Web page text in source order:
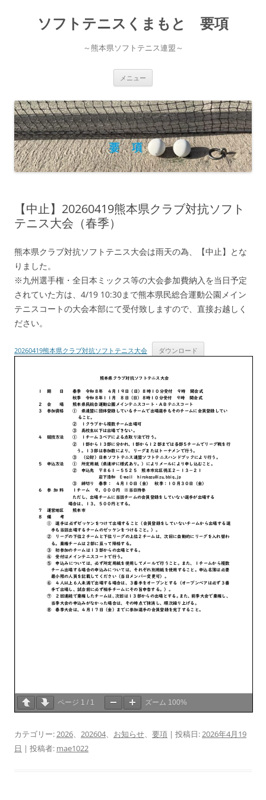
ソフトテニスくまもと 要項
～熊本県ソフトテニス連盟～
メニュー
【中止】20260419熊本県クラブ対抗ソフト
テニス大会（春季）
熊本県クラブ対抗ソフトテニス大会は雨天の為、【中止】とな
りました。
※九州選手権・全日本ミックス等の大会参加費納入を当日予定
されていた方は、4/19 10:30まで熊本県民総合運動公園メイン
テニスコートの大会本部にて受付致しますので、直接お越しく
ださい。
20260419熊本県クラブ対抗ソフトテニス大会 ダウンロード
ページ 1 / 1 ズーム 100%
カテゴリー: 2026 202604、 お知らせ 要項 | 投稿日: 2026年4月19
日 | 投稿者: mae1022